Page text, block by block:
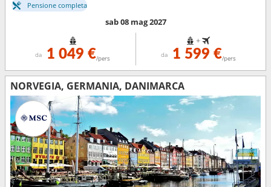
Pensione completa
sab 08 mag 2027
da 1 049 €/pers
+
da 1 599 €/pers
NORVEGIA, GERMANIA, DANIMARCA